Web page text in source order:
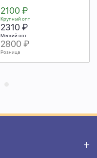
2100 ₽
Крупный опт
2310 ₽
Мелкий опт
2800 ₽
Розница